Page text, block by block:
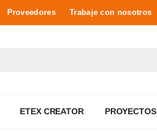
Proveedores Trabaje con nosotros
ETEX CREATOR PROYECTOS